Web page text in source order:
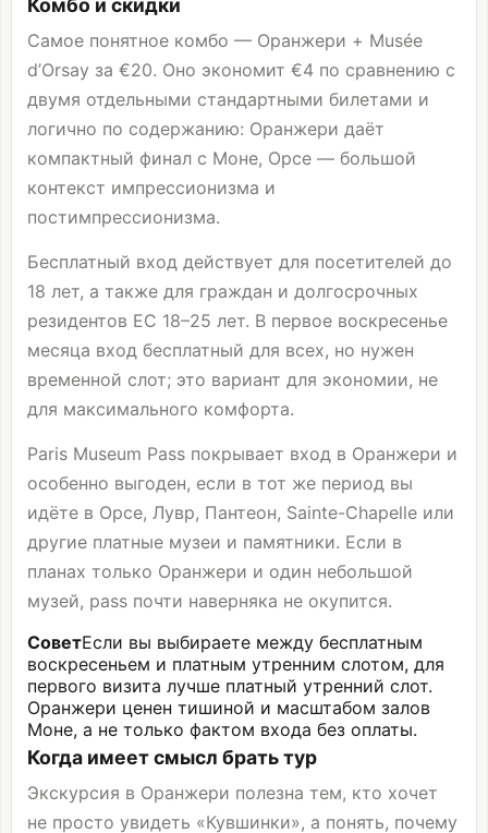
Комбо и скидки
Самое понятное комбо — Оранжери + Musée
d’Orsay за €20. Оно экономит €4 по сравнению с
двумя отдельными стандартными билетами и
логично по содержанию: Оранжери даёт
компактный финал с Моне, Орсе — большой
контекст импрессионизма и
постимпрессионизма.
Бесплатный вход действует для посетителей до
18 лет, а также для граждан и долгосрочных
резидентов ЕС 18–25 лет. В первое воскресенье
месяца вход бесплатный для всех, но нужен
временной слот; это вариант для экономии, не
для максимального комфорта.
Paris Museum Pass покрывает вход в Оранжери и
особенно выгоден, если в тот же период вы
идёте в Орсе, Лувр, Пантеон, Sainte-Chapelle или
другие платные музеи и памятники. Если в
планах только Оранжери и один небольшой
музей, pass почти наверняка не окупится.
СоветЕсли вы выбираете между бесплатным
воскресеньем и платным утренним слотом, для
первого визита лучше платный утренний слот.
Оранжери ценен тишиной и масштабом залов
Моне, а не только фактом входа без оплаты.
Когда имеет смысл брать тур
Экскурсия в Оранжери полезна тем, кто хочет
не просто увидеть «Кувшинки», а понять, почему